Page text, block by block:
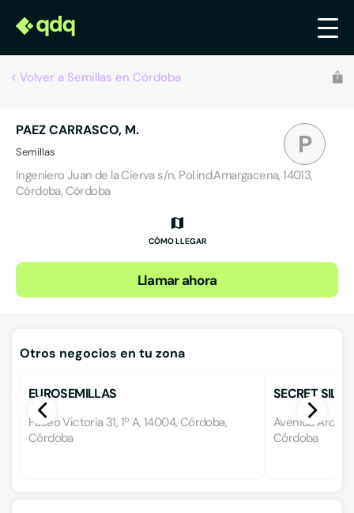
Volver a Semillas en Córdoba
P
PAEZ CARRASCO, M.
Semillas
Ingeniero Juan de la Cierva s/n, Pol.ind.Amargacena, 14013,
Córdoba, Córdoba
CÓMO LLEGAR
Llamar ahora
Otros negocios en tu zona
EUROSEMILLAS
Paseo Victoria 31, 1º A, 14004, Córdoba,
Córdoba
SECRET
Avenida
Córdoba